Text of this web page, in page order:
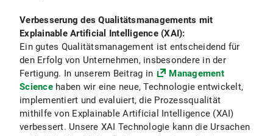
Verbesserung des Qualitätsmanagements mit
Explainable Artificial Intelligence (XAI):
Ein gutes Qualitätsmanagement ist entscheidend für
den Erfolg von Unternehmen, insbesondere in der
Fertigung. In unserem Beitrag in
Management
Sciencehaben wir eine neue, Technologie entwickelt,
implementiert und evaluiert, die Prozessqualität
mithilfe von Explainable Artificial Intelligence (XAI)
verbessert. Unsere XAI Technologie kann die Ursachen